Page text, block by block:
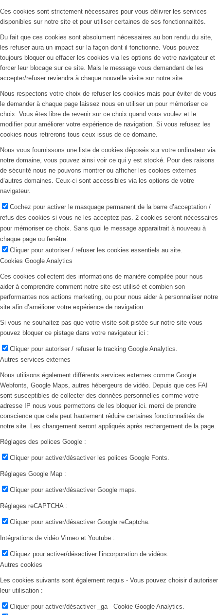
Ces cookies sont strictement nécessaires pour vous délivrer les services
disponibles sur notre site et pour utiliser certaines de ses fonctionnalités.
Du fait que ces cookies sont absolument nécessaires au bon rendu du site,
les refuser aura un impact sur la façon dont il fonctionne. Vous pouvez
toujours bloquer ou effacer les cookies via les options de votre navigateur et
forcer leur blocage sur ce site. Mais le message vous demandant de les
accepter/refuser reviendra à chaque nouvelle visite sur notre site.
Nous respectons votre choix de refuser les cookies mais pour éviter de vous
le demander à chaque page laissez nous en utiliser un pour mémoriser ce
choix. Vous êtes libre de revenir sur ce choix quand vous voulez et le
modifier pour améliorer votre expérience de navigation. Si vous refusez les
cookies nous retirerons tous ceux issus de ce domaine.
Nous vous fournissons une liste de cookies déposés sur votre ordinateur via
notre domaine, vous pouvez ainsi voir ce qui y est stocké. Pour des raisons
de sécurité nous ne pouvons montrer ou afficher les cookies externes
d’autres domaines. Ceux-ci sont accessibles via les options de votre
navigateur.
Cochez pour activer le masquage permanent de la barre d’acceptation /
refus des cookies si vous ne les acceptez pas. 2 cookies seront nécessaires
pour mémoriser ce choix. Sans quoi le message apparaitrait à nouveau à
chaque page ou fenêtre.
Cliquer pour autoriser / refuser les cookies essentiels au site.
Cookies Google Analytics
Ces cookies collectent des informations de manière compilée pour nous
aider à comprendre comment notre site est utilisé et combien son
performantes nos actions marketing, ou pour nous aider à personnaliser notre
site afin d’améliorer votre expérience de navigation.
Si vous ne souhaitez pas que votre visite soit pistée sur notre site vous
pouvez bloquer ce pistage dans votre navigateur ici :
Cliquer pour autoriser / refuser le tracking Google Analytics.
Autres services externes
Nous utilisons également différents services externes comme Google
Webfonts, Google Maps, autres hébergeurs de vidéo. Depuis que ces FAI
sont susceptibles de collecter des données personnelles comme votre
adresse IP nous vous permettons de les bloquer ici. merci de prendre
conscience que cela peut hautement réduire certaines fonctionnalités de
notre site. Les changement seront appliqués après rechargement de la page.
Réglages des polices Google :
Cliquer pour activer/désactiver les polices Google Fonts.
Réglages Google Map :
Cliquer pour activer/désactiver Google maps.
Réglages reCAPTCHA :
Cliquer pour activer/désactiver Google reCaptcha.
Intégrations de vidéo Vimeo et Youtube :
Cliquez pour activer/désactiver l’incorporation de vidéos.
Autres cookies
Les cookies suivants sont également requis - Vous pouvez choisir d’autoriser
leur utilisation :
Cliquer pour activer/désactiver _ga - Cookie Google Analytics.